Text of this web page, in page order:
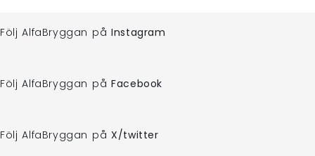
Följ AlfaBryggan på Instagram
Följ AlfaBryggan på Facebook
Följ AlfaBryggan på X/twitter